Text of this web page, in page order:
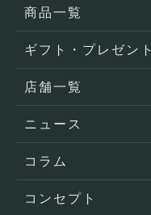
商品一覧
ギフト・プレゼント
店舗一覧
ニュース
コラム
コンセプト